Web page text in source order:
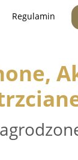
Regulamin